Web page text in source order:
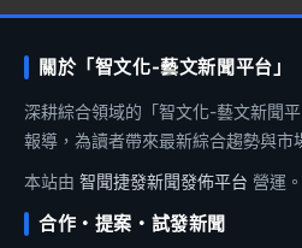
關於「智文化-藝文新聞平台」
深耕綜合領域的「智文化-藝文新聞
報導，為讀者帶來最新綜合趨勢與市
本站由 智聞捷發新聞發佈平台 營運。
合作・提案・試發新聞